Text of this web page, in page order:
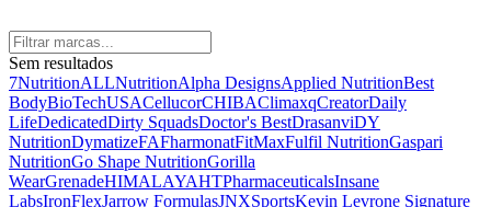
Sem resultados
7NutritionALLNutritionAlpha DesignsApplied NutritionBest
BodyBioTechUSACellucorCHIBAClimaxqCreatorDaily
LifeDedicatedDirty SquadsDoctor's BestDrasanviDY
NutritionDymatizeFAFharmonatFitMaxFulfil NutritionGaspari
NutritionGo Shape NutritionGorilla
WearGrenadeHIMALAYAHTPharmaceuticalsInsane
LabsIronFlexJarrow FormulasJNXSportsKevin Levrone Signature